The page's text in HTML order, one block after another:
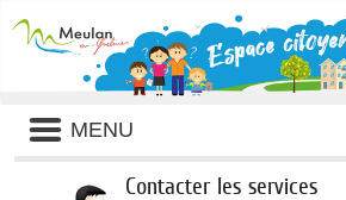
Liste
des
avertissements
MENU
Contacter les services